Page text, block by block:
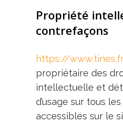
Propriété
contrefaçons
https://
propriétaire des
intellectuelle et
d’usage sur tous
accessibles sur le